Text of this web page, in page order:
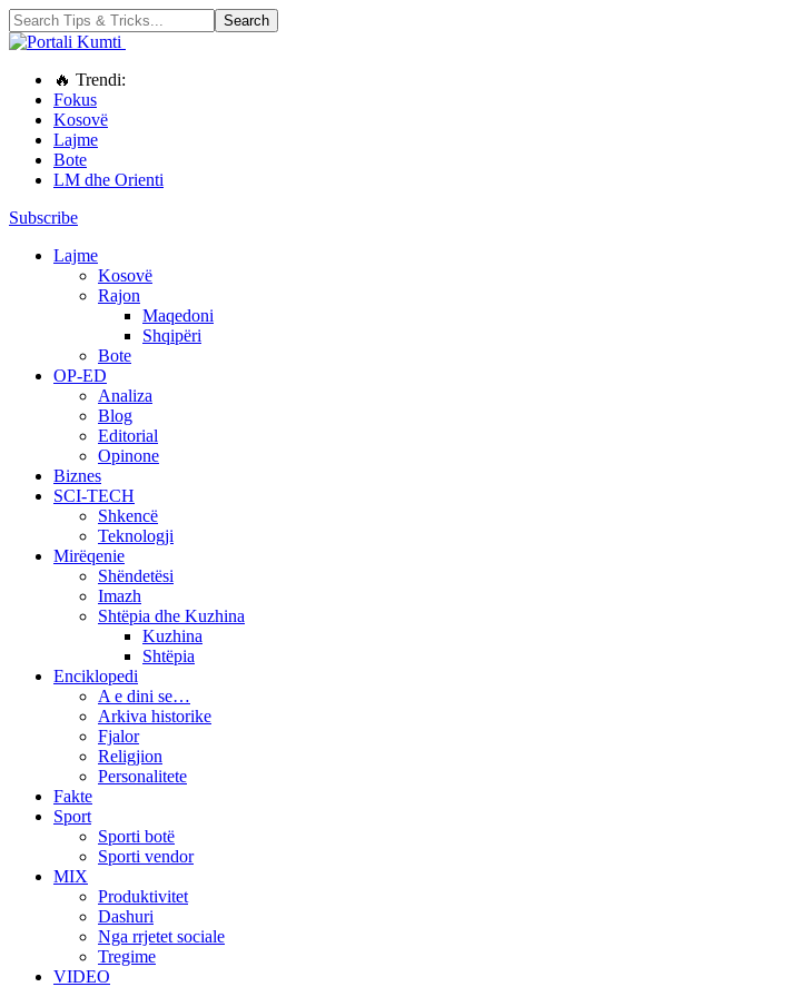
🔥 Trendi:
Fokus
Kosovë
Lajme
Bote
LM dhe Orienti
Subscribe
Lajme
Kosovë
Rajon
Maqedoni
Shqipëri
Bote
OP-ED
Analiza
Blog
Editorial
Opinone
Biznes
SCI-TECH
Shkencë
Teknologji
Mirëqenie
Shëndetësi
Imazh
Shtëpia dhe Kuzhina
Kuzhina
Shtëpia
Enciklopedi
A e dini se…
Arkiva historike
Fjalor
Religjion
Personalitete
Fakte
Sport
Sporti botë
Sporti vendor
MIX
Produktivitet
Dashuri
Nga rrjetet sociale
Tregime
VIDEO